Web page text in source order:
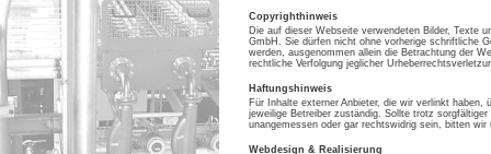
Copyrighthinweis
Die auf dieser Webseite verwendeten Bilder, Texte
GmbH. Sie dürfen nicht ohne vorherige schriftliche
werden, ausgenommen allein die Betrachtung der
rechtliche Verfolgung jeglicher
Haftungshinweis
Für Inhalte externer Anbieter, die wir verlinkt
jeweilige Betreiber zuständig. Sollte trotz
unangemessen oder gar rechtswidrig sein, bitten
Webdesign & Realisierung